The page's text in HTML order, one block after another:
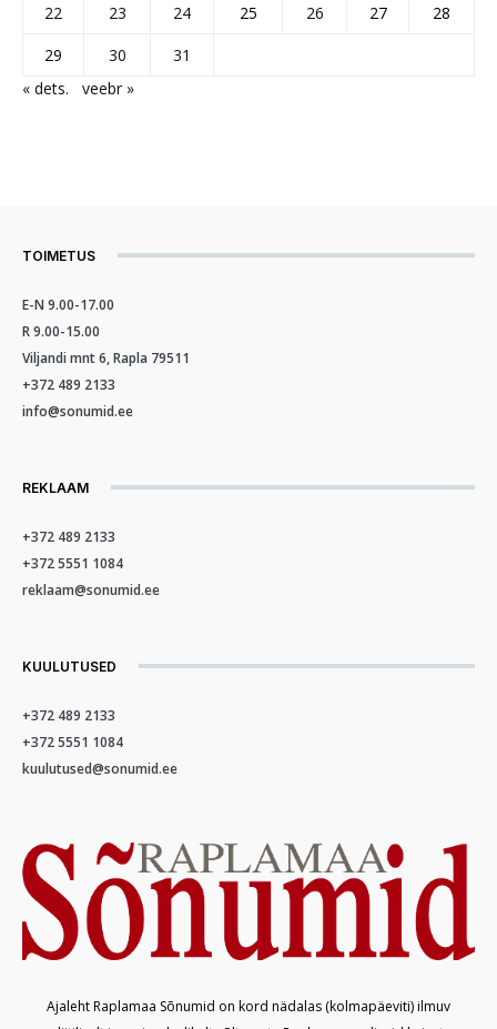
22
23 24 25 26 27
28
29
30
31
« dets.
veebr »
TOIMETUS
E-N 9.00-17.00
R 9.00-15.00
Viljandi mnt 6, Rapla 79511
+372 489 2133
info@sonumid.ee
REKLAAM
+372 489 2133
+372 5551 1084
reklaam@sonumid.ee
KUULUTUSED
+372 489 2133
+372 5551 1084
kuulutused@sonumid.ee
Ajaleht Raplamaa Sõnumid on kord nädalas (kolmapäeviti) ilmuv